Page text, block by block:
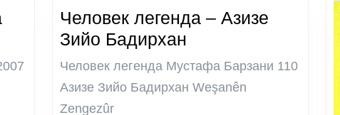
Человек легенда – Азизе
Зийо Бадирхан
легенда
–
Человек легенда Мустафа Барзани 110
Азизе Зийо Бадирхан Weşanên
Zengezûr